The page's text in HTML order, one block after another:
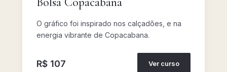
O gráfico foi inspirado nos calçadões, e na
energia vibrante de Copacabana.
R$ 107 Ver curso